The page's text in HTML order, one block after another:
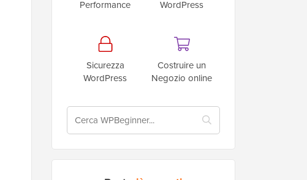
Performance
WordPress
Sicurezza
WordPress
Costruire un
Negozio online